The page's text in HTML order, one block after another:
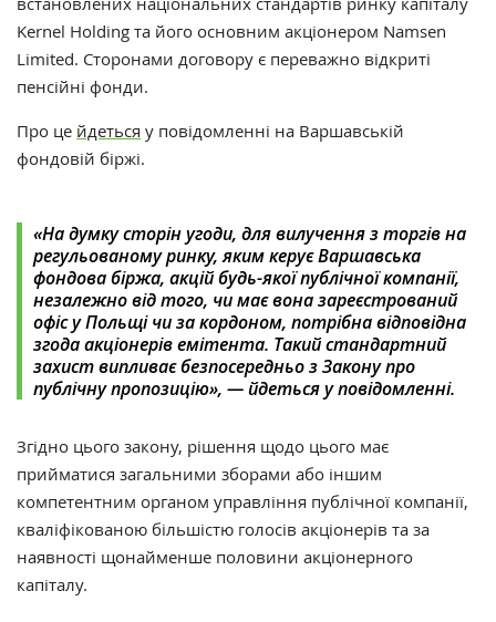
Kernel Holding та його основним акціонером Namsen
Limited. Сторонами договору є переважно відкриті
пенсійні фонди.
Про це йдеться у повідомленні на Варшавській
фондовій біржі.
«На думку сторін угоди, для вилучення з торгів на
регульованому ринку, яким керує Варшавська
фондова біржа, акцій будь-якої публічної компанії,
незалежно від того, чи має вона зареєстрований
офіс у Польщі чи за кордоном, потрібна відповідна
згода акціонерів емітента. Такий стандартний
захист випливає безпосередньо з Закону про
публічну пропозицію», — йдеться у повідомленні.
Згідно цього закону, рішення щодо цього має
прийматися загальними зборами або іншим
компетентним органом управління публічної компанії,
кваліфікованою більшістю голосів акціонерів та за
наявності щонайменше половини акціонерного
капіталу.